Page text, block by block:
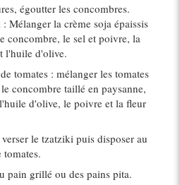
égoutter les concombres.
Mélanger la crème soja épaissis
concombre, le sel et poivre, la
l'huile d'olive.
tomates : mélanger les tomates
concombre taillé en paysanne,
d'olive, le poivre et la fleur
le tzatziki puis disposer au
tomates.
pain grillé ou des pains pita.